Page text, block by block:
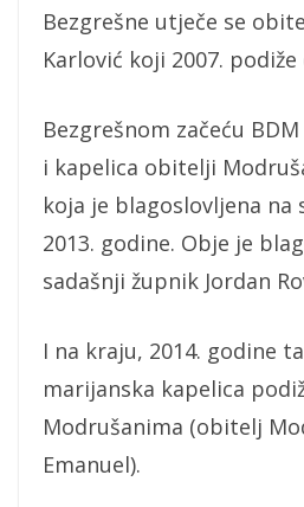
Bezgrešne utječe se
Karlović koji 2007.
Bezgrešnom začeću
i kapelica obitelji
koja je blagoslovljena na
2013. godine. Obje je
sadašnji župnik Jordan
I na kraju, 2014. godine
marijanska kapelica
Modrušanima (obitelj
Emanuel).